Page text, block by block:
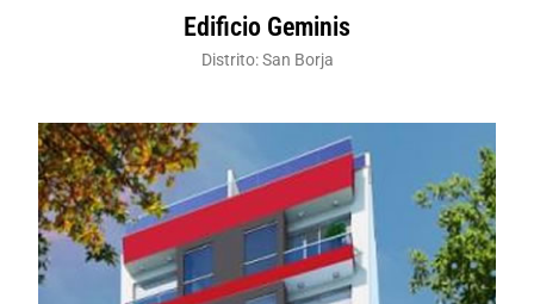
Edificio Geminis
Distrito: San Borja